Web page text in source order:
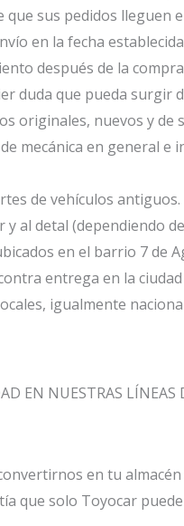
que sus pedidos lleguen
en la fecha
después de la
duda que pueda surgir
originales, nuevos y de
mecánica en general
de vehículos antiguos.
y al detal (dependiendo
en el barrio 7 de
entrega en la
igualmente
EN NUESTRAS LÍNEAS
en tu
que solo Toyocar